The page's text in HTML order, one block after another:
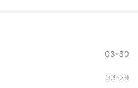
03-30
03-29